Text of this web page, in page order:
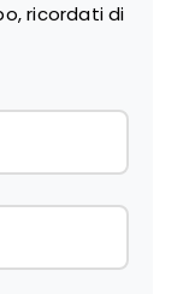
ricordati di